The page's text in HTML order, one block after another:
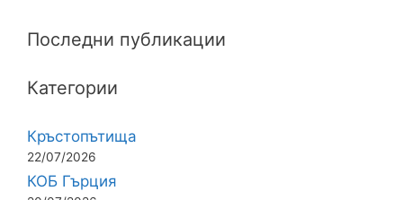
Последни публикации
Категории
Кръстопътища
22/07/2026
КОБ Гърция